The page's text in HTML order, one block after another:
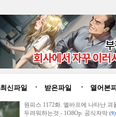
최신파일 받은파일 열어본
원피스 1172화. 엘바프에 나타난 괴
두려워하는것 - 1O8Op. 공식자막 (9)